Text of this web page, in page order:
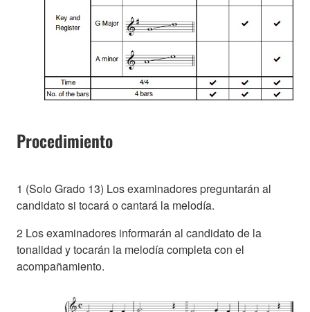
Procedimiento
1 (Solo Grado 13) Los examinadores preguntarán al
candidato si tocará o cantará la melodía.
2 Los examinadores informarán al candidato de la
tonalidad y tocarán la melodía completa con el
acompañamiento.